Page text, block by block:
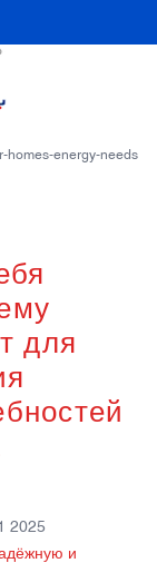
homes-energy-needs
для
2025
и